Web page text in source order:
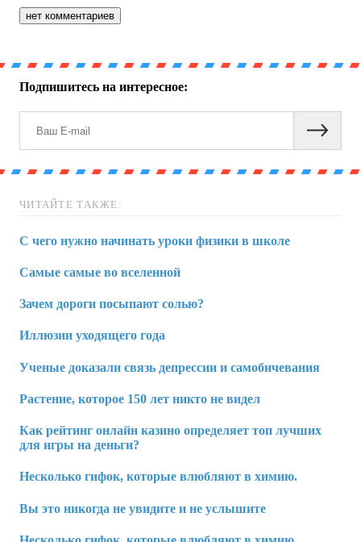
нет комментариев
Подпишитесь на интересное:
ЧИТАЙТЕ ТАКЖЕ:
С чего нужно начинать уроки физики в школе
Самые самые во вселенной
Зачем дороги посыпают солью?
Иллюзии уходящего года
Ученые доказали связь депрессии и самобичевания
Растение, которое 150 лет никто не видел
Как рейтинг онлайн казино определяет топ лучших
для игры на деньги?
Несколько гифок, которые влюбляют в химию.
Вы это никогда не увидите и не услышите